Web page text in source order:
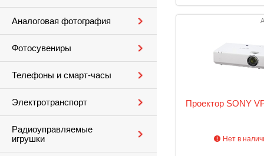
Аналоговая фотография
Фотосувениры
Телефоны и смарт-часы
Электротранспорт
Радиоуправляемые
игрушки
Проектор SONY
Нет в